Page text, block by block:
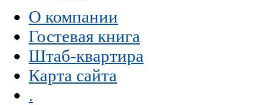
О компании
Гостевая книга
Штаб-квартира
Карта сайта
.